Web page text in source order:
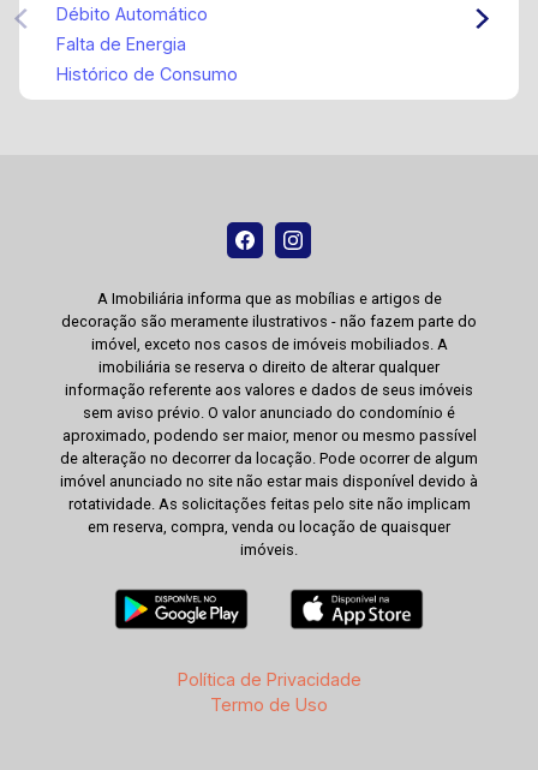
Débito Automático
Falta de Energia
Histórico de Consumo
A Imobiliária informa que as mobílias e artigos de
decoração são meramente ilustrativos - não fazem parte do
imóvel, exceto nos casos de imóveis mobiliados. A
imobiliária se reserva o direito de alterar qualquer
informação referente aos valores e dados de seus imóveis
sem aviso prévio. O valor anunciado do condomínio é
aproximado, podendo ser maior, menor ou mesmo passível
de alteração no decorrer da locação. Pode ocorrer de algum
imóvel anunciado no site não estar mais disponível devido à
rotatividade. As solicitações feitas pelo site não implicam
em reserva, compra, venda ou locação de quaisquer
imóveis.
Política de Privacidade
Termo de Uso